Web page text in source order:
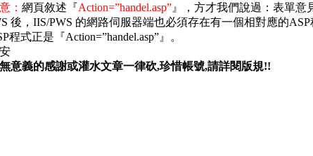
： 網頁敘述『Action=”handel.asp” 』，方才我們說過：表單意
後，IIS/PWS 的網路伺服器端也必須存在有一個相對應的
程式正是『Action=”handel.asp”』。
意義的感謝或灌水文章一律砍,珍惜帳號,請詳閱版規!!